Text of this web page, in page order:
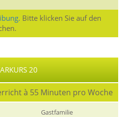
Bitte klicken Sie auf den
20
à 55 Minuten pro Woche
Gastfamilie